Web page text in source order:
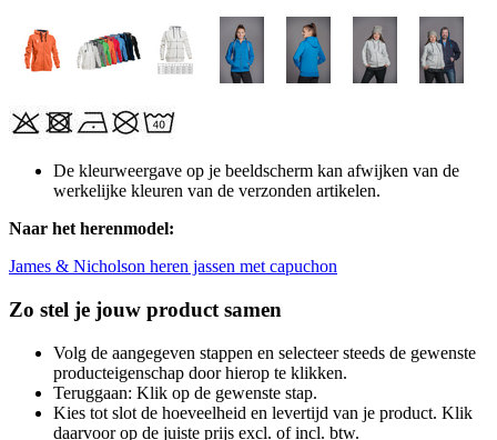
De kleurweergave op je beeldscherm kan afwijken van de
werkelijke kleuren van de verzonden artikelen.
Naar het herenmodel:
James & Nicholson heren jassen met capuchon
Zo stel je jouw product samen
Volg de aangegeven stappen en selecteer steeds de gewenste
producteigenschap door hierop te klikken.
Teruggaan: Klik op de gewenste stap.
Kies tot slot de hoeveelheid en levertijd van je product. Klik
daarvoor op de juiste prijs excl. of incl. btw.